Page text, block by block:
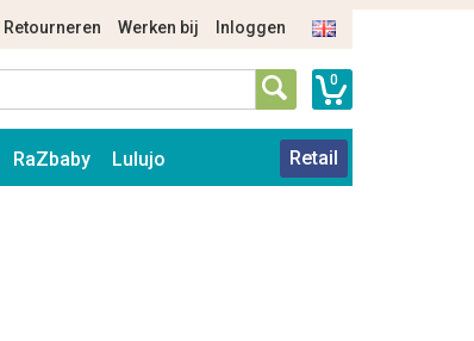
Retourneren Werken bij Inloggen
0
RaZbaby Lulujo Retail